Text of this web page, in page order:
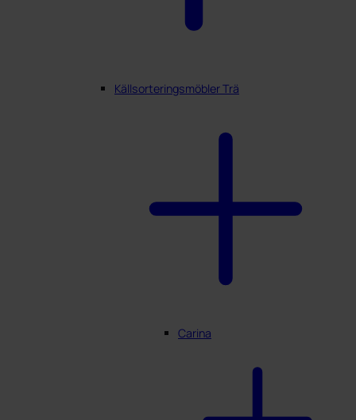
Källsorteringsmöbler Trä
Carina